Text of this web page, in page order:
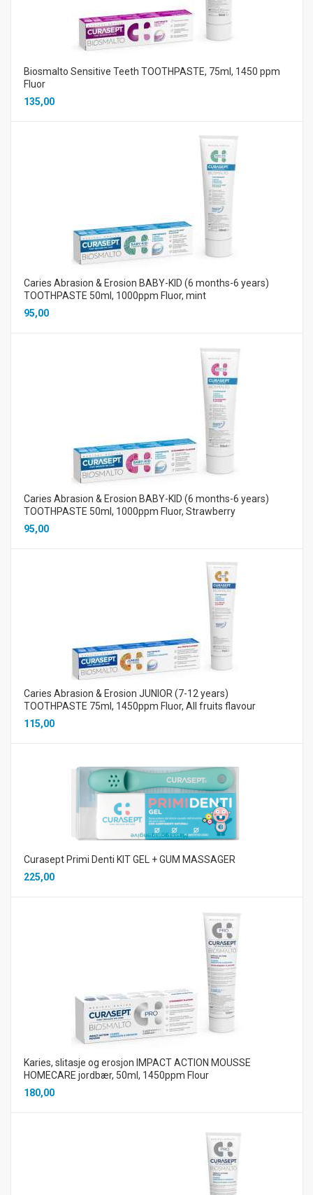
Biosmalto Sensitive Teeth TOOTHPASTE, 75ml, 1450 ppm
Fluor
135,00
Caries Abrasion & Erosion BABY-KID (6 months-6 years)
TOOTHPASTE 50ml, 1000ppm Fluor, mint
95,00
Caries Abrasion & Erosion BABY-KID (6 months-6 years)
TOOTHPASTE 50ml, 1000ppm Fluor, Strawberry
95,00
Caries Abrasion & Erosion JUNIOR (7-12 years)
TOOTHPASTE 75ml, 1450ppm Fluor, All fruits flavour
115,00
Curasept Primi Denti KIT GEL + GUM MASSAGER
225,00
Karies, slitasje og erosjon IMPACT ACTION MOUSSE
HOMECARE jordbær, 50ml, 1450ppm Flour
180,00